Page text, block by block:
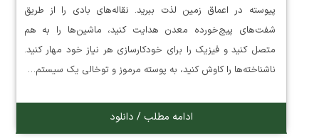
پیوسته در اعماق زمین لذت ببرید. نقاله‌های بادی را از طریق
شفت‌های پیچ‌خورده معدن هدایت کنید، ماشین‌ها را به هم
متصل کنید و فیزیک را برای خودکارسازی هر نیاز خود مهار کنید.
ناشناخته‌ها را کاوش کنید، به پوسته مرموز و توخالی یک سیستم…
ادامه مطلب / دانلود